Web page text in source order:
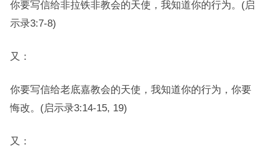
你要写信给非拉铁非教会的天使，我知道你的行为。(启
示录3:7-8)
又：
你要写信给老底嘉教会的天使，我知道你的行为，你要
悔改。(启示录3:14-15, 19)
又：